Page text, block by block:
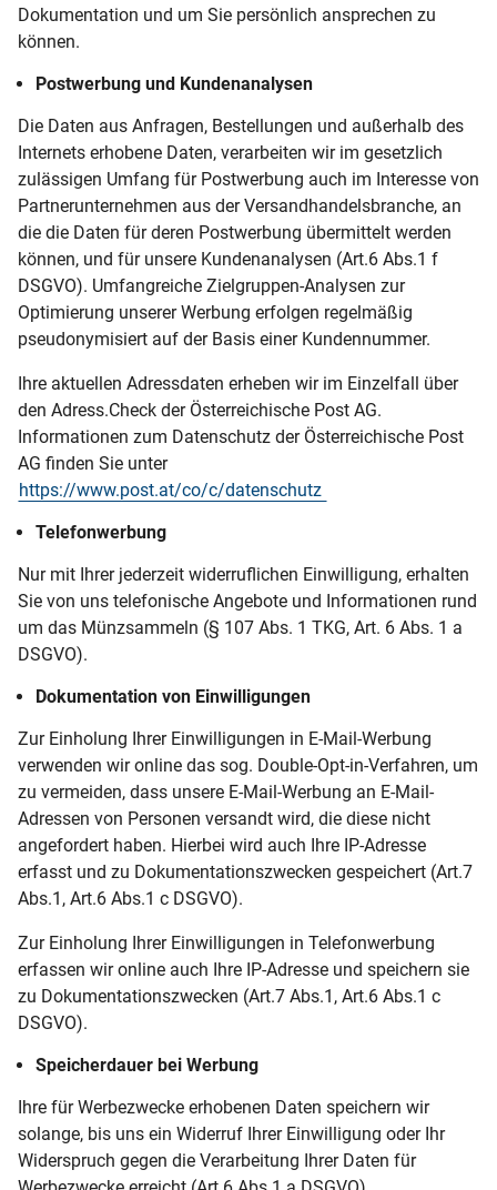
Dokumentation und um Sie persönlich ansprechen zu
können.
Postwerbung und Kundenanalysen
Die Daten aus Anfragen, Bestellungen und außerhalb des
Internets erhobene Daten, verarbeiten wir im gesetzlich
zulässigen Umfang für Postwerbung auch im Interesse von
Partnerunternehmen aus der Versandhandelsbranche, an
die die Daten für deren Postwerbung übermittelt werden
können, und für unsere Kundenanalysen (Art.6 Abs.1 f
DSGVO). Umfangreiche Zielgruppen-Analysen zur
Optimierung unserer Werbung erfolgen regelmäßig
pseudonymisiert auf der Basis einer Kundennummer.
Ihre aktuellen Adressdaten erheben wir im Einzelfall über
den Adress.Check der Österreichische Post AG.
Informationen zum Datenschutz der Österreichische Post
AG finden Sie unter
https://www.post.at/co/c/datenschutz
Telefonwerbung
Nur mit Ihrer jederzeit widerruflichen Einwilligung, erhalten
Sie von uns telefonische Angebote und Informationen rund
um das Münzsammeln (§ 107 Abs. 1 TKG, Art. 6 Abs. 1 a
DSGVO).
Dokumentation von Einwilligungen
Zur Einholung Ihrer Einwilligungen in E-Mail-Werbung
verwenden wir online das sog. Double-Opt-in-Verfahren, um
zu vermeiden, dass unsere E-Mail-Werbung an E-Mail-
Adressen von Personen versandt wird, die diese nicht
angefordert haben. Hierbei wird auch Ihre IP-Adresse
erfasst und zu Dokumentationszwecken gespeichert (Art.7
Abs.1, Art.6 Abs.1 c DSGVO).
Zur Einholung Ihrer Einwilligungen in Telefonwerbung
erfassen wir online auch Ihre IP-Adresse und speichern sie
zu Dokumentationszwecken (Art.7 Abs.1, Art.6 Abs.1 c
DSGVO).
Speicherdauer bei Werbung
Ihre für Werbezwecke erhobenen Daten speichern wir
solange, bis uns ein Widerruf Ihrer Einwilligung oder Ihr
Widerspruch gegen die Verarbeitung Ihrer Daten für